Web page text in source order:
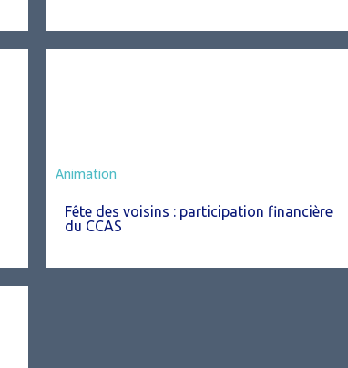
Animation
Fête des voisins : participation financière
du CCAS